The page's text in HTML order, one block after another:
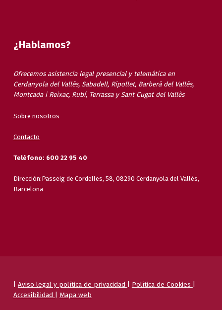
¿Hablamos?
Ofrecemos asistencia legal presencial y telemática en
Cerdanyola del Vallès, Sabadell, Ripollet, Barberà del Vallès,
Montcada i Reixac, Rubí, Terrassa y Sant Cugat del Vallès
Sobre nosotros
Contacto
Teléfono: 600 22 95 40
Dirección:Passeig de Cordelles, 58, 08290 Cerdanyola del Vallès,
Barcelona
Aviso legal y política de privacidad Política de Cookies
Accesibilidad
Mapa web